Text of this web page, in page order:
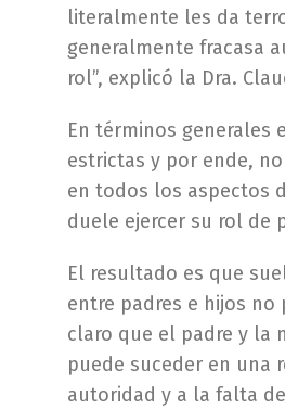
literalmente les da
generalmente fracasa
rol”, explicó la Dra.
En términos generales
estrictas y por ende,
en todos los aspectos
duele ejercer su rol de
El resultado es que
entre padres e hijos no
claro que el padre y la
puede suceder en una
autoridad y a la falta